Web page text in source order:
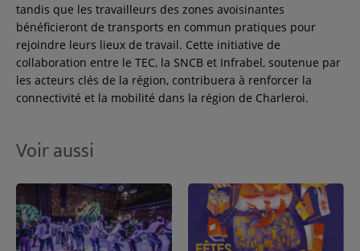
tandis que les travailleurs des zones avoisinantes
bénéficieront de transports en commun pratiques pour
rejoindre leurs lieux de travail. Cette initiative de
collaboration entre le TEC, la SNCB et Infrabel, soutenue par
les acteurs clés de la région, contribuera à renforcer la
connectivité et la mobilité dans la région de Charleroi.
Voir aussi